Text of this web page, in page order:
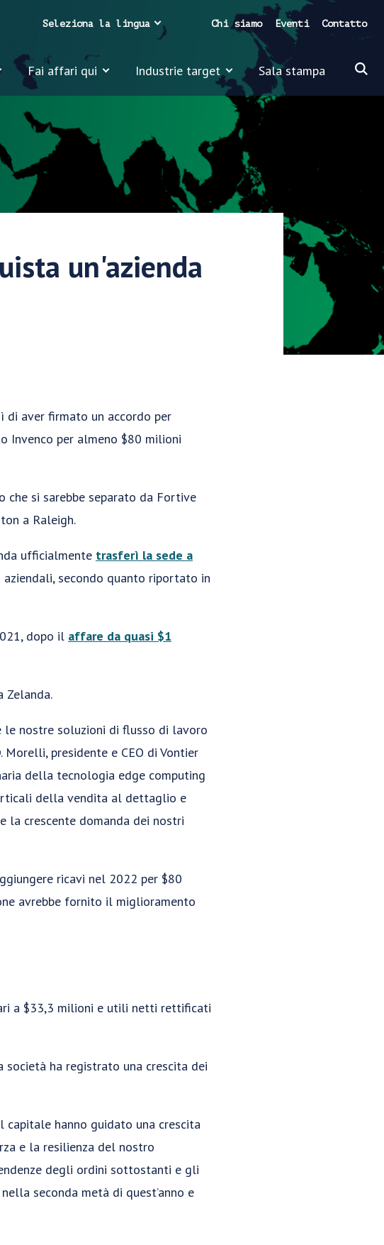
Fai affari qui Industrie target Sala stampa
Chi siamo Eventi Contatto
Seleziona la lingua
un'azienda
di aver firmato un accordo per
Invenco per almeno $80 milioni
che si sarebbe separato da Fortive
a Raleigh.
ufficialmente trasferì la sede a
secondo quanto riportato in
dopo il affare da quasi $1
Zelanda.
le nostre soluzioni di flusso di lavoro
presidente e CEO di Vontier
della tecnologia edge computing
della vendita al dettaglio e
la crescente domanda dei nostri
ricavi nel 2022 per $80
avrebbe fornito il miglioramento
a $33,3 milioni e utili netti rettificati
società ha registrato una crescita dei
capitale hanno guidato una crescita
e la resilienza del nostro
degli ordini sottostanti e gli
seconda metà di quest’anno e